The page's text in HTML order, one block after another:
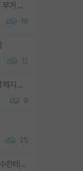
신생랩 1기 출신인데 신생랩은 줠라 무거운 바벨 같은거임. 들면 대박인데 못들면 깔려 죽음. 아무도 알려주지 않는 환경에서 자생해야하지만, 일단 살아남았다면 그 어떤 사람보다 악착같고 생존력 높은 사람으로 거듭날 수 있음
19
12
ㅋㅋㅋㅋㅋㅋ ㅠㅠ 그래서 일단 유명해지는게 중요한거같습니다
9
25
복불복임 신생랩 1기 최고참이면 교수한테 직접 지도받는 시간이 매우 많음 제대로 된 교수라면 말이지 그게 아니라면 그냥 넌 해방 불가능한 노예 1호에 감점쓰레기통이 되는거고